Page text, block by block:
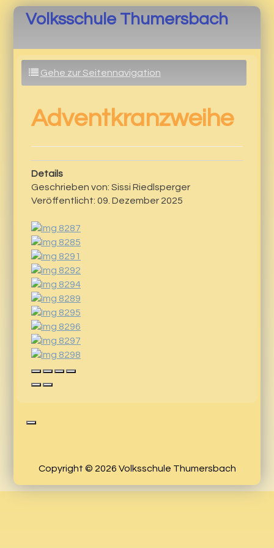
Volksschule Thumersbach
Gehe zur Seitennavigation
Adventkranzweihe
Details
Geschrieben von: Sissi Riedlsperger
Veröffentlicht: 09. Dezember 2025
Copyright © 2026 Volksschule Thumersbach